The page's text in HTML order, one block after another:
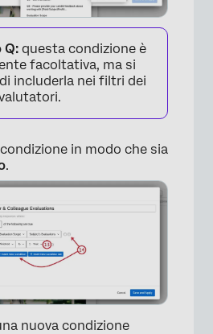
×
Q: questa condizione è
facoltativa, ma si
includerla nei filtri dei
in modo che sia
.
nuova condizione